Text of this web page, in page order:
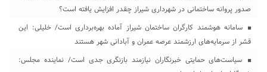
صدور پروانه ساختمانی در شهرداری شیراز چقدر افزایش یافته است؟
سامانه هوشمند کارگران ساختمان شیراز آماده بهره‌برداری است/ خلیلی: این
قشر از سرمایه‌های ارزشمند عرصه عمران و آبادانی شهر هستند
سیاست‌های حمایتی خبرنگاران نیازمند بازنگری جدی است/ نماینده مجلس: